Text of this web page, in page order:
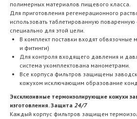
полимерных материалов пищевого класса.
Для приготовления регенерационного
использовать таблетированную
специально для этой цели.
В комплект поставки входят обвязочные
и фитинги)
Для контроля входящего давления и
система укомплектована манометрами.
Все корпуса фильтров защищены
кожухом исключающим образование
Эксклюзивные термоизолирующие кожухи
изготовления. Защита 24/7
Каждый корпус фильтров защищен